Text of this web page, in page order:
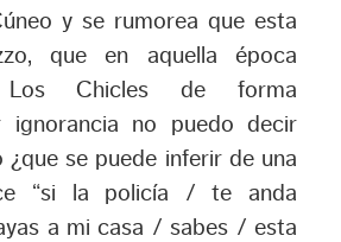
y se rumorea que esta
que en aquella época
Chicles de forma
ignorancia no puedo decir
¿que se puede inferir de una
“si la policía / te anda
a mi casa / sabes / esta